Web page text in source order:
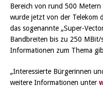
Bereich von rund 500
wurde jetzt von der Telekom
das sogenannte „Super-
Bandbreiten bis zu 250 MBit/
Informationen zum Thema
„Interessierte Bürgerinnen
weitere Informationen unter